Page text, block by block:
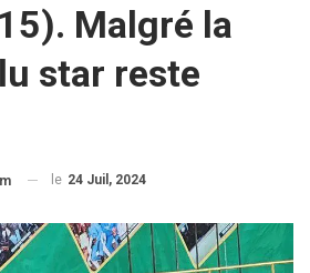
Malgré la
star reste
le 24 Juil, 2024